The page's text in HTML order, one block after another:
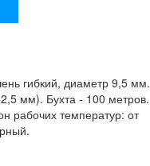
гибкий, диаметр 9,5 мм.
мм). Бухта - 100 метров.
рабочих температур: от